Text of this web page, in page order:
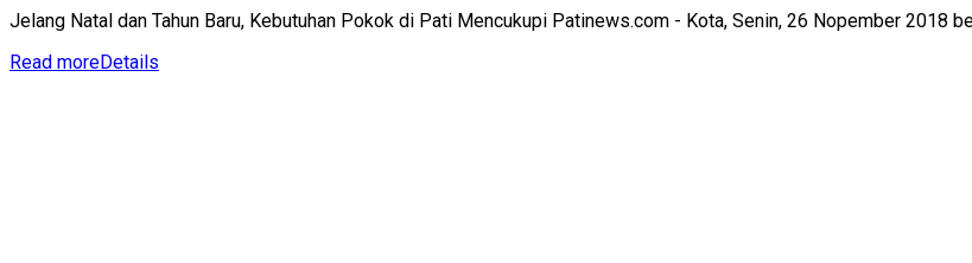
Jelang Natal dan Tahun Baru, Kebutuhan Pokok di Pati Mencukupi Patinews.com - Kota, Senin, 26 Nopember 2018
Read moreDetails